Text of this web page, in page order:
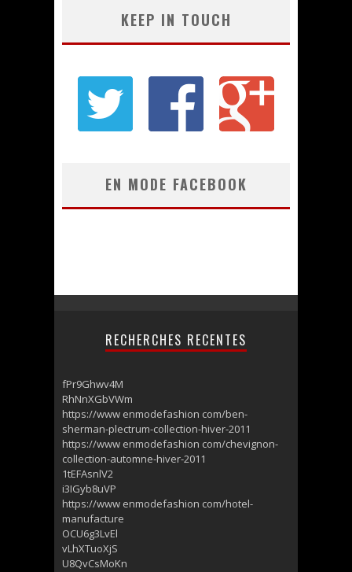
KEEP IN TOUCH
EN MODE FACEBOOK
RECHERCHES RECENTES
fPr9Ghwv4M
RhNnXGbVWm
https://www enmodefashion com/ben-
sherman-plectrum-collection-hiver-2011
https://www enmodefashion com/chevignon-
collection-automne-hiver-2011
1tEFAsnlV2
i3IGyb8uVP
https://www enmodefashion com/hotel-
manufacture
OCU6g3LvEl
vLhXTuoXjS
U8QvCsMoKn